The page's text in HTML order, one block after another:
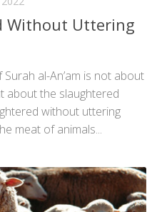
Without Uttering
al-An’am is not about
about the slaughtered
without uttering
meat of animals...